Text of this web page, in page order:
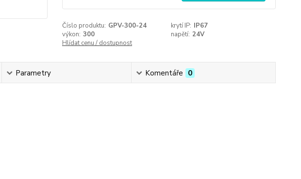
Číslo produktu: GPV-300-24 krytí IP: IP67
výkon: 300 napětí: 24V
Hlídat cenu / dostupnost
Parametry Komentáře 0